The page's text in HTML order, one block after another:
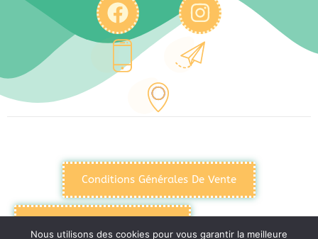
Conditions Générales De Vente
Nous utilisons des cookies pour vous garantir la meilleure